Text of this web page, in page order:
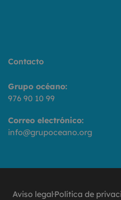
Contacto
Grupo océano:
976 90 10 99
Correo electrónico:
info@grupoceano.org
Aviso legalPolítica de